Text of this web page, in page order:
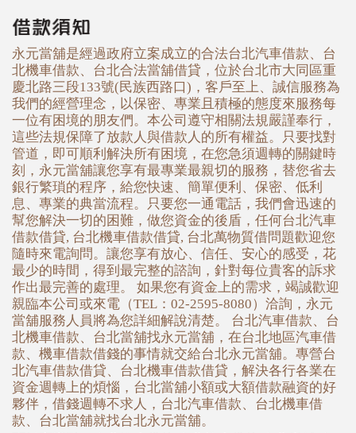
永元當舖是經過政府立案成立的合法台北汽車借款、台
北機車借款、台北合法當舖借貸，位於台北市大同區重
慶北路三段133號(民族西路口)，客戶至上、誠信服務為
我們的經營理念，以保密、專業且積極的態度來服務每
一位有困境的朋友們。本公司遵守相關法規嚴謹奉行，
這些法規保障了放款人與借款人的所有權益。只要找對
管道，即可順利解決所有困境，在您急須週轉的關鍵時
刻，永元當舖讓您享有最專業最親切的服務，替您省去
銀行繁瑣的程序，給您快速、簡單便利、保密、低利
息、專業的典當流程。只要您一通電話，我們會迅速的
幫您解決一切的困難，做您資金的後盾，任何台北汽車
借款借貸, 台北機車借款借貸, 台北萬物質借問題歡迎您
隨時來電詢問。讓您享有放心、信任、安心的感受，花
最少的時間，得到最完整的諮詢，針對每位貴客的訴求
作出最完善的處理。 如果您有資金上的需求，竭誠歡迎
親臨本公司或來電（TEL：02-2595-8080）洽詢，永元
當舖服務人員將為您詳細解說清楚。 台北汽車借款、台
北機車借款、台北當舖找永元當舖，在台北地區汽車借
款、機車借款借錢的事情就交給台北永元當舖。專營台
北汽車借款借貸、台北機車借款借貸，解決各行各業在
資金週轉上的煩惱，台北當舖小額或大額借款融資的好
夥伴，借錢週轉不求人，台北汽車借款、台北機車借
款、台北當舖就找台北永元當舖。